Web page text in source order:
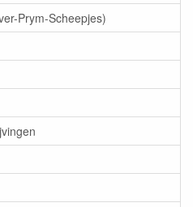
Prym-Scheepjes)